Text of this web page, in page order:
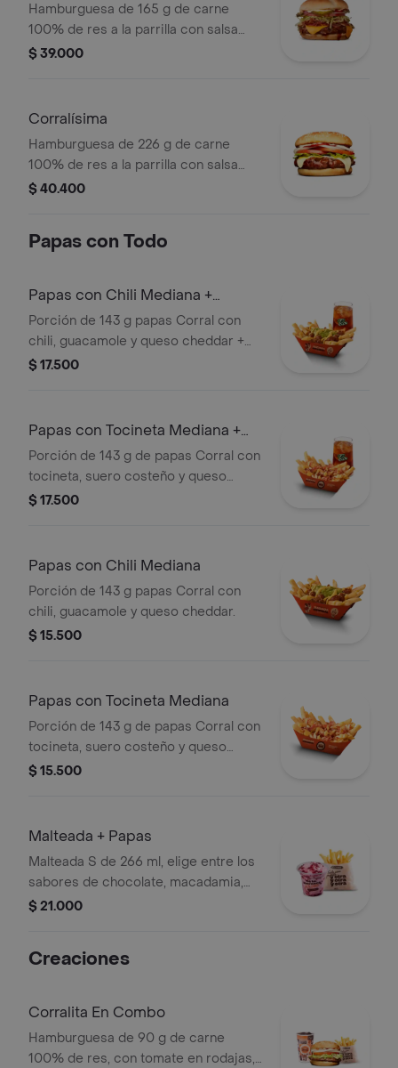
Hamburguesa de 165 g de carne
100% de res a la parrilla con salsa
BBQ, tocineta, queso americano,
mostaza en pan papa
$ 39.000
Corralísima
Hamburguesa de 226 g de carne
100% de res a la parrilla con salsa
bbq, queso mozzarella, tomate en
mostaza
$ 40.400
Papas con Todo
Papas con Chili Mediana +
bebida
Porción de 143 g papas Corral con
chili, guacamole y queso cheddar +
bebida
$ 17.500
Papas con Tocineta Mediana +
bebida
Porción de 143 g de papas Corral con
tocineta, suero costeño y queso
cheddar + bebida
$ 17.500
Papas con Chili Mediana
Porción de 143 g papas Corral con
chili, guacamole y queso cheddar.
$ 15.500
Papas con Tocineta Mediana
Porción de 143 g de papas Corral con
tocineta, suero costeño y queso
cheddar.
$ 15.500
Malteada + Papas
Malteada S de 266 ml, elige entre los
sabores de chocolate, macadamia,
frutos del bosque, vainilla o Café +
tiempo de entrega.
$ 21.000
Creaciones
Corralita En Combo
Hamburguesa de 90 g de carne
100% de res, con tomate en rodajas,